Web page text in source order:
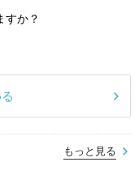
すか？
もっと見る